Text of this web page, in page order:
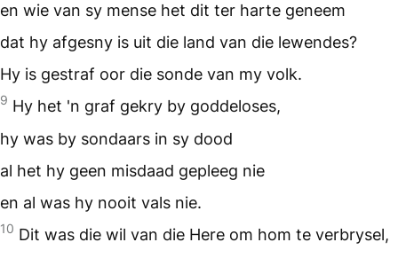
en wie van sy mense het dit ter harte geneem
dat hy afgesny is uit die land van die lewendes?
Hy is gestraf oor die sonde van my volk.
9 Hy het 'n graf gekry by goddeloses,
hy was by sondaars in sy dood
al het hy geen misdaad gepleeg nie
en al was hy nooit vals nie.
10 Dit was die wil van die Here om hom te verbrysel,